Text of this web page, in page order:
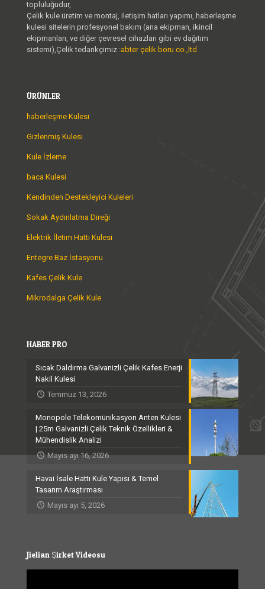
topluluğudur,
Çelik kule üretim ve montaj, iletişim hatları yapımı, haberleşme
kulesi sitelerin profesyonel bakım (ana ekipman, ikincil
ekipmanları, ve diğer çevresel cihazları gibi ev dağıtım
sistemi),Çelik tedarikçimiz :abter çelik boru co.,ltd
ÜRÜNLER
haberleşme Kulesi
Gizlenmiş Kulesi
Kule İzleme
baca Kulesi
Kendinden Destekleyici Kuleleri
Sokak Aydınlatma Direği
Elektrik İletim Hattı Kulesi
Entegre Baz İstasyonu
Kafes Çelik Kule
Mikrodalga Çelik Kule
HABER PRO
Sıcak Daldırma Galvanizli Çelik Kafes Enerji
Nakil Kulesi
Temmuz 13, 2026
Monopole Telekomünikasyon Anten Kulesi
| 25m Galvanizli Çelik Teknik Özellikleri &
Mühendislik Analizi
Mayıs ayı 16, 2026
Havai İsale Hattı Kule Yapısı & Temel
Tasarım Araştırması
Mayıs ayı 5, 2026
Jielian Şirket Videosu